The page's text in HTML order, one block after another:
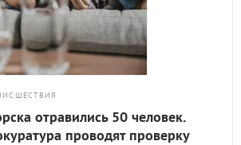
отравились 50 человек.
проводят проверку